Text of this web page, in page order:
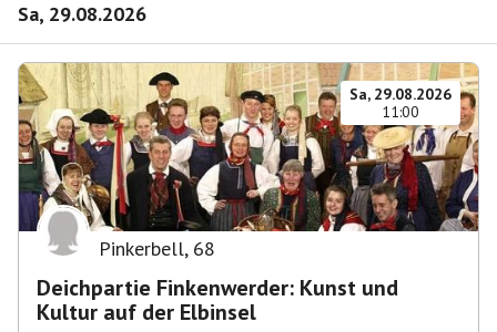
Sa, 29.08.2026
Sa, 29.08.2026
11:00
Pinkerbell, 68
Deichpartie Finkenwerder: Kunst und
Kultur auf der Elbinsel